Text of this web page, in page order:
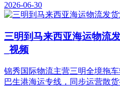
2026-06-30
三明到马来西亚海运物流
_视频
锦秀国际物流主营三明全境拖
巴生港海运专线，同步运营散